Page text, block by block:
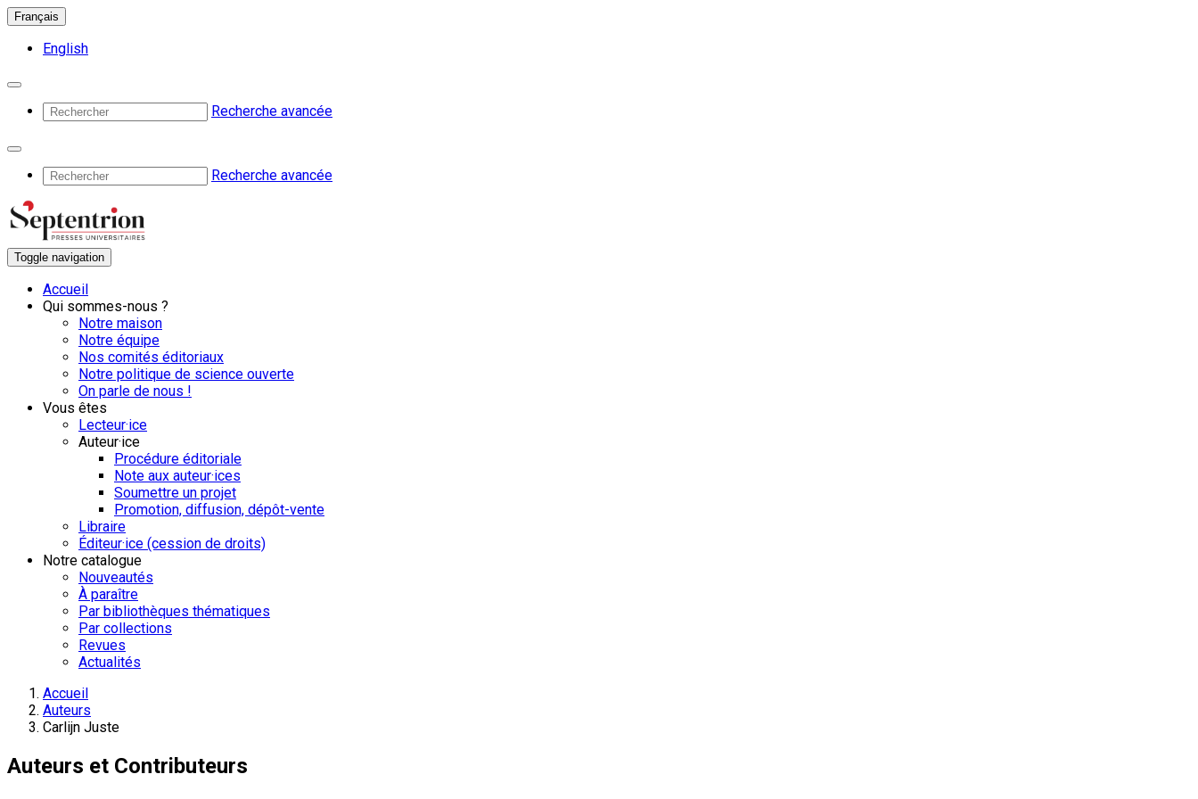
Français
English
Recherche avancée
Recherche avancée
Toggle navigation
Accueil
Qui sommes-nous ?
Notre maison
Notre équipe
Nos comités éditoriaux
Notre politique de science ouverte
On parle de nous !
Vous êtes
Lecteur·ice
Auteur·ice
Procédure éditoriale
Note aux auteur·ices
Soumettre un projet
Promotion, diffusion, dépôt-vente
Libraire
Éditeur·ice (cession de droits)
Notre catalogue
Nouveautés
À paraître
Par bibliothèques thématiques
Par collections
Revues
Actualités
Accueil
Auteurs
Carlijn Juste
Auteurs et Contributeurs